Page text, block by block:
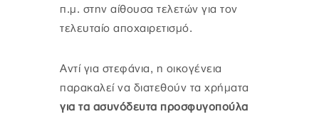
π.μ. στην αίθουσα τελετών για τον
τελευταίο αποχαιρετισμό.
Αντί για στεφάνια, η οικογένεια
παρακαλεί να διατεθούν τα χρήματα
για τα ασυνόδευτα προσφυγοπούλα